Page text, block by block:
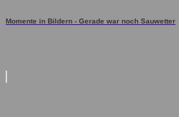
Momente in Bildern - Gerade war noch Sauwetter